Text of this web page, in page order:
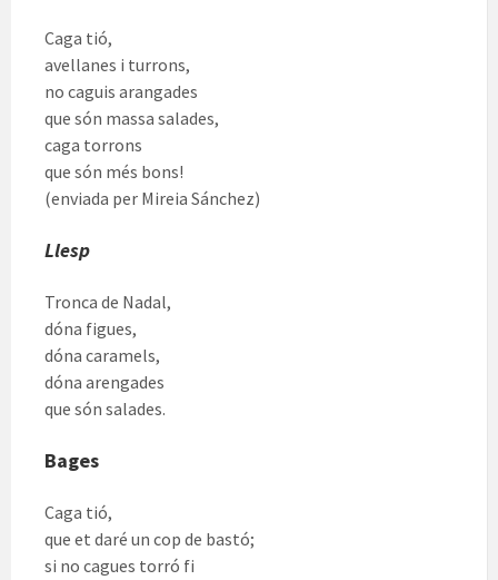
Caga tió,
avellanes i turrons,
no caguis arangades
que són massa salades,
caga torrons
que són més bons!
(enviada per Mireia Sánchez)
Llesp
Tronca de Nadal,
dóna figues,
dóna caramels,
dóna arengades
que són salades.
Bages
Caga tió,
que et daré un cop de bastó;
si no cagues torró fi